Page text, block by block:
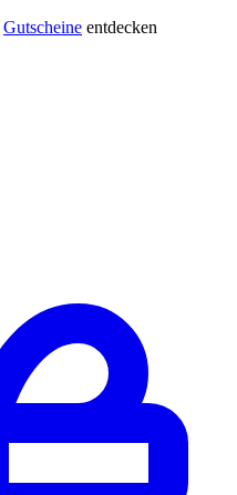
Gutscheine entdecken